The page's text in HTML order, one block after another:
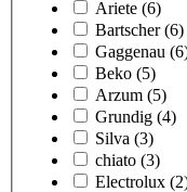
Ariete (6)
Bartscher (6)
Gaggenau
Beko (5)
Arzum (5)
Grundig (4)
Silva (3)
chiato (3)
Electrolux